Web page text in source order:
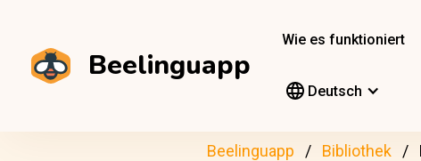
Beelinguapp
Wie es funktioniert
Deutsch
Beelinguapp Bibliothek